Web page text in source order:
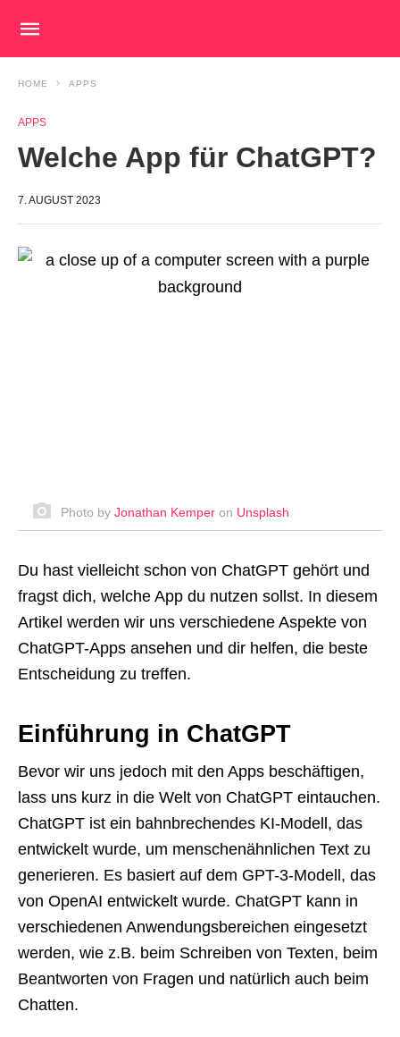
HOME APPS
APPS
Welche App für ChatGPT?
7. AUGUST 2023
Photo by Jonathan Kemper on Unsplash
Du hast vielleicht schon von ChatGPT gehört und
fragst dich, welche App du nutzen sollst. In diesem
Artikel werden wir uns verschiedene Aspekte von
ChatGPT-Apps ansehen und dir helfen, die beste
Entscheidung zu treffen.
Einführung in ChatGPT
Bevor wir uns jedoch mit den Apps beschäftigen,
lass uns kurz in die Welt von ChatGPT eintauchen.
ChatGPT ist ein bahnbrechendes KI-Modell, das
entwickelt wurde, um menschenähnlichen Text zu
generieren. Es basiert auf dem GPT-3-Modell, das
von OpenAI entwickelt wurde. ChatGPT kann in
verschiedenen Anwendungsbereichen eingesetzt
werden, wie z.B. beim Schreiben von Texten, beim
Beantworten von Fragen und natürlich auch beim
Chatten.